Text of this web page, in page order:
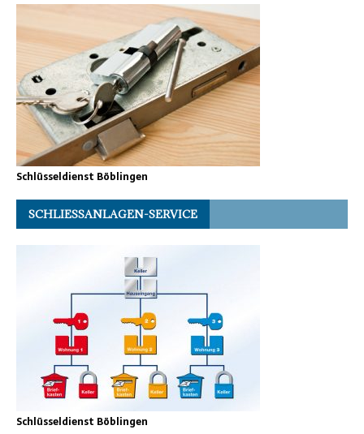
Schlüsseldienst Böblingen
SCHLIESSANLAGEN-SERVICE
Schlüsseldienst Böblingen